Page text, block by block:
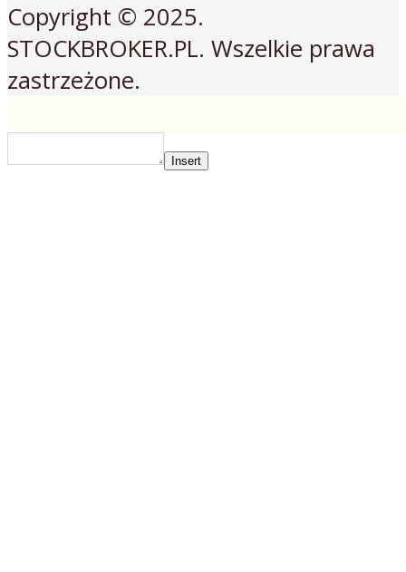
Copyright © 2025.
STOCKBROKER.PL. Wszelkie prawa
zastrzeżone.
Insert